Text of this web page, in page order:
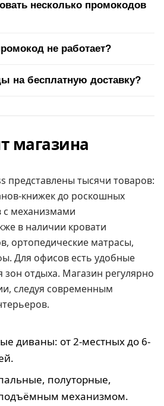
несколько промокодов
не работает?
на бесплатную доставку?
магазина
представлены тысячи товаров:
книжек до роскошных
с механизмами
в наличии кровати
ортопедические матрасы,
Для офисов есть удобные
зон отдыха. Магазин регулярно
следуя современным
диваны: от 2-местных до 6-
полуторные,
механизмом.